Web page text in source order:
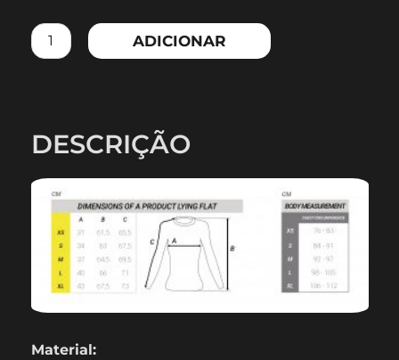
LONG-
SLEEVE
ADICIONAR
DESCRIÇÃO
Material: